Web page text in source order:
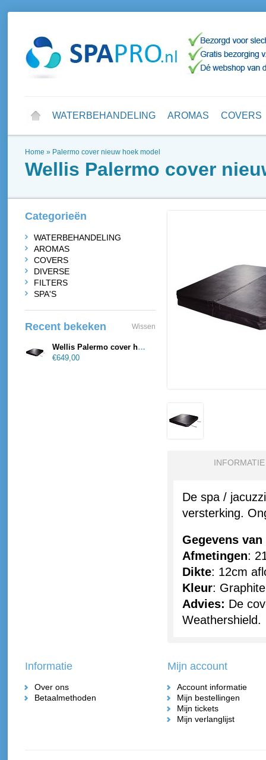
WATERBEHANDELING AROMAS COVERS
Home » Palermo cover nieuw hoek model
Wellis Palermo cover
INFORMATIE
De spa /
versterking.
Gegevens
Afmetingen:
Dikte: 12cm
Kleur:
Advies: De
Weathershield.
Categorieën
WATERBEHANDELING
AROMAS
COVERS
DIVERSE
FILTERS
SPA'S
Recent bekeken Wissen
Wellis Palermo cover hoek model Blacktex
€649,00
Informatie
Over ons
Betaalmethoden
Mijn account
Account informatie
Mijn bestellingen
Mijn tickets
Mijn verlanglijst